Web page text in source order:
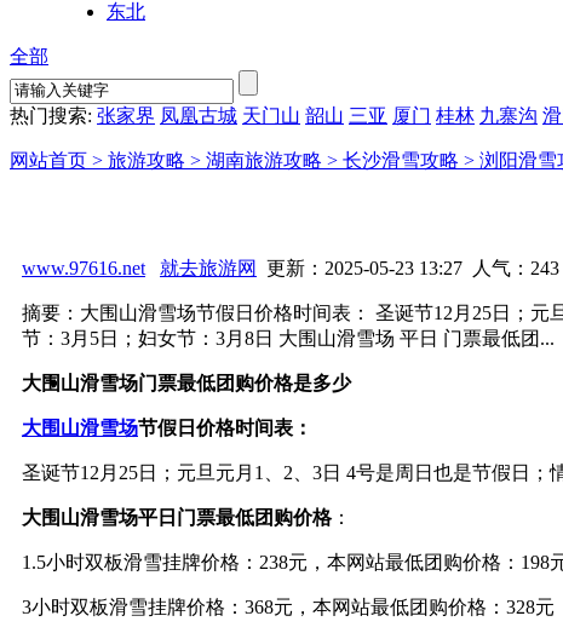
东北
全部
热门搜索: 张家界 凤凰古城 天门山 韶山 三亚 厦门 桂林 九寨沟
网站首页 > 旅游攻略 > 湖南旅游攻略 > 长沙滑雪攻略 > 浏阳滑雪
www.97616.net
就去旅游网 更新：2025-05-23 13:27 人气： 243
摘要：大围山滑雪场节假日价格时间表： 圣诞节12月25日；元
节：3月5日；妇女节：3月8日 大围山滑雪场 平日 门票最低团...
大围山滑雪场门票最低团购价格是多少
大围山滑雪场节假日价格时间表：
圣诞节12月25日；元旦元月1、2、3日 4号是周日也是节假日；
大围山滑雪场平日 门票最低团购价格：
1.5小时双板滑雪挂牌价格：238元，本网站最低团购价格：198
3小时双板滑雪挂牌价格： 368元， 本网站最低团购价格： 328元